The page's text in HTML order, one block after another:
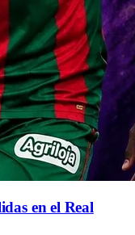
en el Real